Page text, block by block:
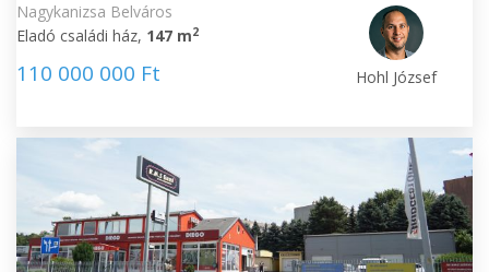
Nagykanizsa Belváros
Eladó családi ház, 147 m2
110 000 000 Ft Hohl József